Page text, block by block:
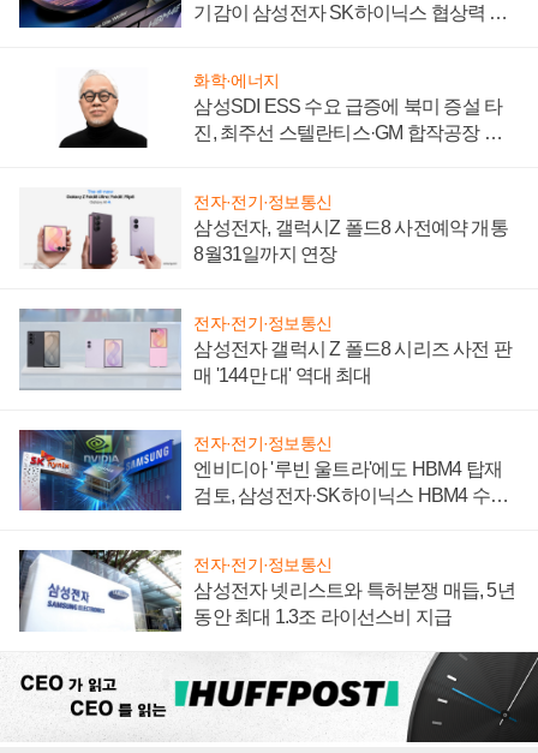
기감이 삼성전자 SK하이닉스 협상력 더
화학·에너지
삼성SDI ESS 수요 급증에 북미 증설 타
진, 최주선 스텔란티스·GM 합작공장 건
전자·전기·정보통신
삼성전자, 갤럭시Z 폴드8 사전예약 개통
8월31일까지 연장
전자·전기·정보통신
삼성전자 갤럭시 Z 폴드8 시리즈 사전 판
매 '144만 대' 역대 최대
전자·전기·정보통신
엔비디아 '루빈 울트라'에도 HBM4 탑재
검토, 삼성전자·SK하이닉스 HBM4 수율
전자·전기·정보통신
삼성전자 넷리스트와 특허분쟁 매듭, 5년
동안 최대 1.3조 라이선스비 지급